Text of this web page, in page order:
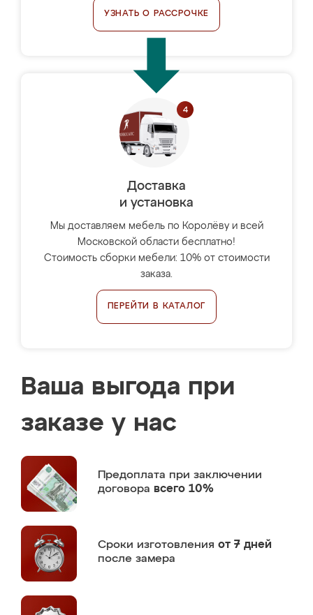
УЗНАТЬ О РАССРОЧКЕ
Доставка
и установка
Мы доставляем мебель по Королёву и всей
Московской области бесплатно!
Стоимость сборки мебели: 10% от стоимости
заказа.
ПЕРЕЙТИ В КАТАЛОГ
Ваша выгода при
заказе у нас
Предоплата при заключении
договора всего 10%
Сроки изготовления от 7 дней
после замера